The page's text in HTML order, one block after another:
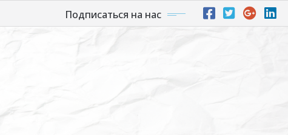
Подписаться на нас